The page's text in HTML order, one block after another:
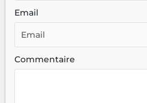
Email
Commentaire